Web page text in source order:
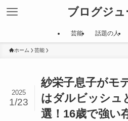
ブログジュ
芸能 話題の人
ホーム 芸能
紗栄子息子がモ
はダルビッシュ
選！16歳で強い
2025
1/23